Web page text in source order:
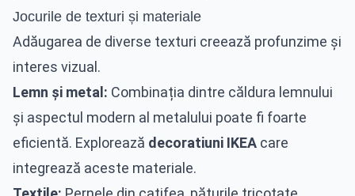
Jocurile de texturi și materiale
Adăugarea de diverse texturi creează profunzime și
interes vizual.
Lemn și metal: Combinația dintre căldura lemnului
și aspectul modern al metalului poate fi foarte
eficientă. Explorează decoratiuni IKEA care
integrează aceste materiale.